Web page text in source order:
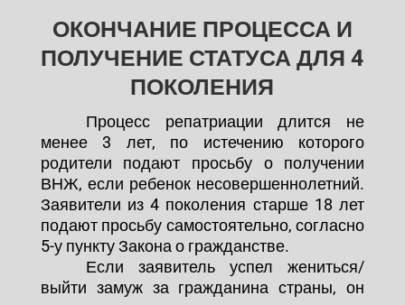
ОКОНЧАНИЕ ПРОЦЕССА И
ПОЛУЧЕНИЕ СТАТУСА ДЛЯ 4
ПОКОЛЕНИЯ
Процесс репатриации длится не
менее 3 лет, по истечению которого
родители подают просьбу о получении
ВНЖ, если ребенок несовершеннолетний.
Заявители из 4 поколения старше 18 лет
подают просьбу самостоятельно, согласно
5-у пункту Закона о гражданстве.
Если заявитель успел жениться/
выйти замуж за гражданина страны, он